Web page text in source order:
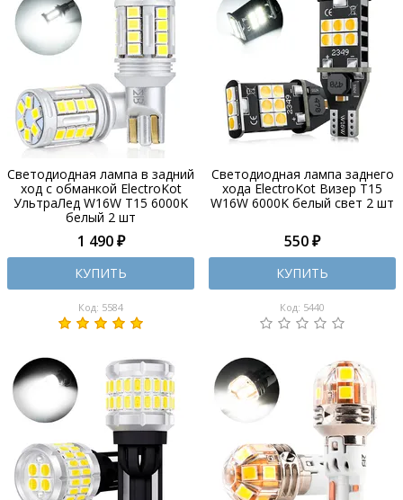
Светодиодная лампа в задний
ход с обманкой ElectroKot
УльтраЛед W16W T15 6000K
белый 2 шт
1 490 ₽
КУПИТЬ
Код: 5584
Светодиодная лампа заднего
хода ElectroKot Визер T15
W16W 6000K белый свет 2 шт
550 ₽
КУПИТЬ
Код: 5440